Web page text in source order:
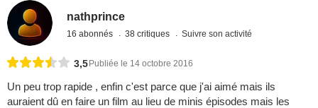
nathprince
16 abonnés 38 critiques Suivre son activité
3,5Publiée le 14 octobre 2016
Un peu trop rapide , enfin c'est parce que j'ai aimé mais ils
auraient dû en faire un film au lieu de minis épisodes mais les